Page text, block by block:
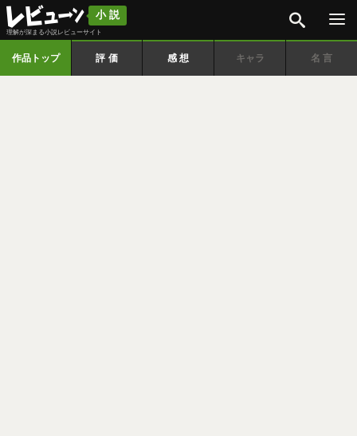
小説
理解が深まる小説レビューサイト
作品トップ 評価 感想 キャラ 名言